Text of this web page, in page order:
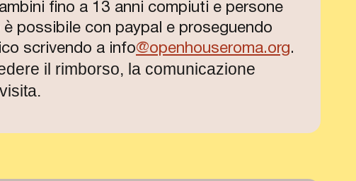
fino a 13 anni compiuti e persone
è possibile con paypal e proseguendo
scrivendo a info@openhouseroma.org.
il rimborso, la comunicazione